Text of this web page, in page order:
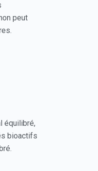
peut
équilibré,
bioactifs